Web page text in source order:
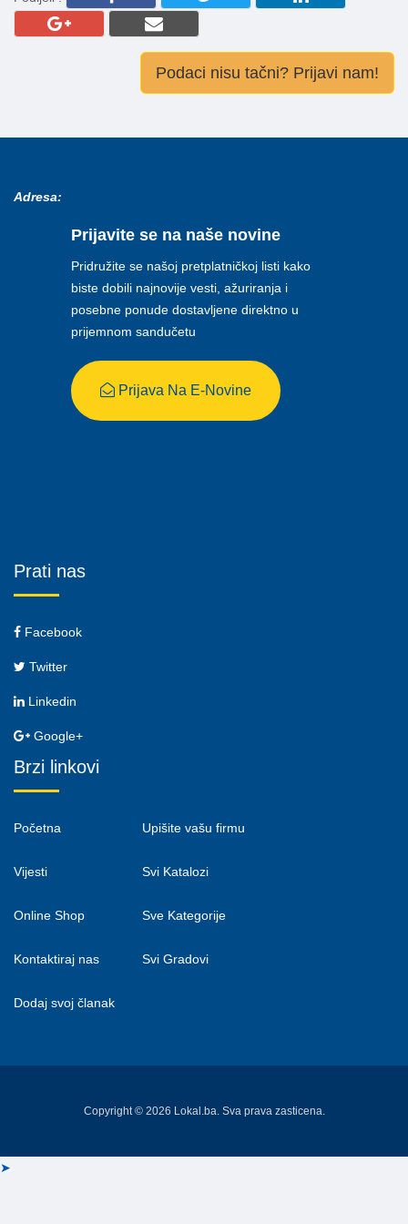
Podaci nisu tačni? Prijavi nam!
Adresa:
Prijavite se na naše novine
Pridružite se našoj pretplatničkoj listi kako
biste dobili najnovije vesti, ažuriranja i
posebne ponude dostavljene direktno u
prijemnom sandučetu
Prijava Na E-Novine
Prati nas
Facebook
Twitter
Linkedin
Google+
Brzi linkovi
Početna
Vijesti
Online Shop
Kontaktiraj nas
Dodaj svoj članak
Upišite vašu firmu
Svi Katalozi
Sve Kategorije
Svi Gradovi
Copyright © 2026 Lokal.ba. Sva prava zasticena.
➤